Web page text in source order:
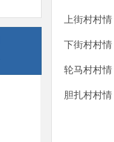
上街村村情
下街村村情
轮马村村情
胆扎村村情